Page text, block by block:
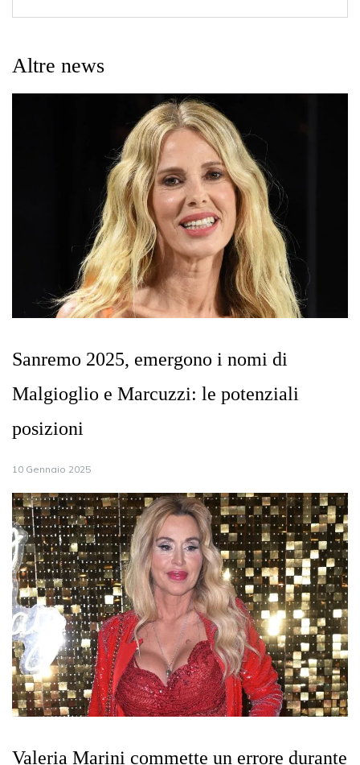
Altre news
Sanremo 2025, emergono i nomi di
Malgioglio e Marcuzzi: le potenziali
posizioni
10 Gennaio 2025
Valeria Marini commette un errore durante